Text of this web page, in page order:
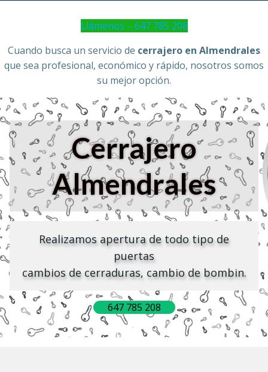
Llámenos – 647 785 208
Cuando busca un servicio de cerrajero en Almendrales
que sea profesional, económico y rápido, nosotros somos
su mejor opción.
Cerrajero
Almendrales
Realizamos apertura de todo tipo de
puertas
cambios de cerraduras, cambio de bombin.
647 785 208